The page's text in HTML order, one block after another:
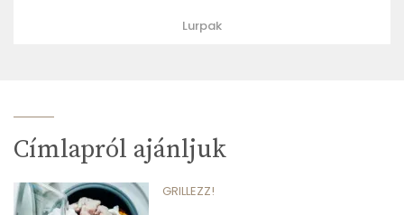
Lurpak
Címlapról ajánljuk
GRILLEZZ!